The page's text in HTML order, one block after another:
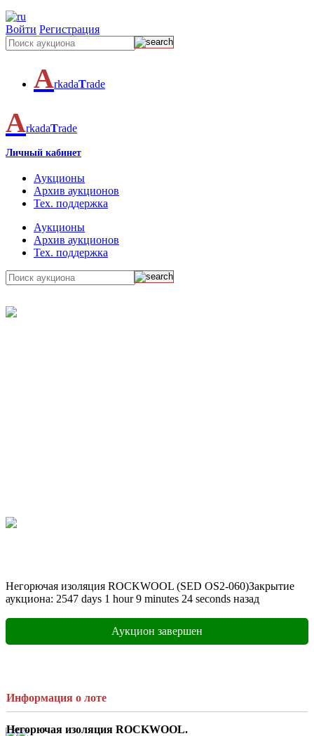
Войти Регистрация
ArkadaTrade
ArkadaTrade
Личный кабинет
Аукционы
Архив аукционов
Тех. поддержка
Аукционы
Архив аукционов
Тех. поддержка
Негорючая изоляция ROCKWOOL (SED OS2-060)Закрытие
аукциона: 2547 days 1 hour9 minutes 24 seconds назад
Аукцион завершен
Информация о лоте
Негорючая изоляция ROCKWOOL.